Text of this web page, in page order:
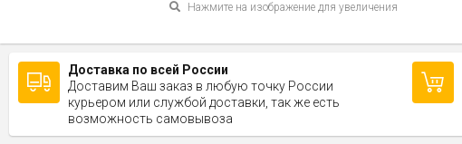
Нажмите на изображение для увеличения
Доставка по всей России
Доставим Ваш заказ в любую точку России
курьером или службой доставки, так же есть
возможность самовывоза